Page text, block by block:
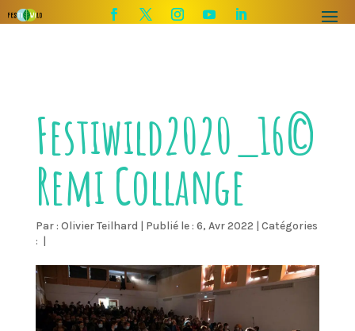
Festiwild2020_16©
Remi Collange
Par : Olivier Teilhard | Publié le : 6, Avr 2022 | Catégories
: |